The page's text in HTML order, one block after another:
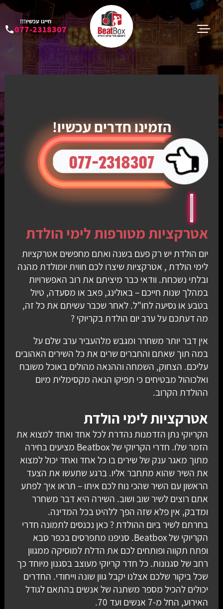
חייגו עכשיו!!!
077-2318307
הזמינו חדרים עכשיו!
077-2318307
אטרקציות מטורפות לימי הולדת
יום הולדת יש רק פעם בשנה ואתם מחפשים אטרקציות
לימי הולדת, אטרקציות שיצרו לכם חווית יומולדת מהנה
ובלתי נשכחת. וודאי כבר מיציתם את רוב האפשרויות
במהלך שנות חייכם – באולינג, פאב או מסעדה, טיול
בטבע או נסיעה לחו"ל. לאחר שכבר עשיתם את כל זה,
מה דעתכם על ערב יום הולדת בקריוקי ?
אין דבר יותר משחרר ומגבש מלהעביר ערב שלם על
במה תוך שאתם והחברים שרים את כל השירים האהובים
עליכם. הצחוק, השמחה וההנאה מהולים באוכל משובח
ואלכוהול מבטיחים כי תפיקו הנאה מקסימלית מיום
ההולדת הקרוב.
אטרקציות לימי הולדת
הקריוקי נתן הזדמנות נהדרת לכל אחד ואחד למצוא את
הזמר שלו. חדרי הקריוקי של Beatbox מציעים בחירה
מתוך מאגר ענק של שירים בו כל אחד ואחד יכול למצוא
את השיר שהוא מתחבר אליו. ברגע שתעשו את הצעד
הראשון עם השיר שהכי נוח לכם איתו – תראו איך לפתע
אתם רוצים לשיר שוב ושוב. השירה היא דבר משחרר
ומדבק, אין פלא שזה הפך ללהיט בכל המדינה.
בחרתם לשיר ביום ההולדת ? כאן נכנסים לתמונה חדרי
הקריוקי של Beatbox. סניפנו מתפרסים בכפר סבא
ופתח תקווה ופותחים לכם את הדלת למוסיקה ממגוון
רחב של סגנונות. כל חדר קריוקי מעוצב בסגנון מיוחד כך
שכל ביקור שלכם אצלנו יקבל גוון שונה וייחודי. החדרים
יכולים להכיל מספר משתנה של אנשים בהתאם לגודל
האירוע, החל מ-7 אנשים ועד 70.